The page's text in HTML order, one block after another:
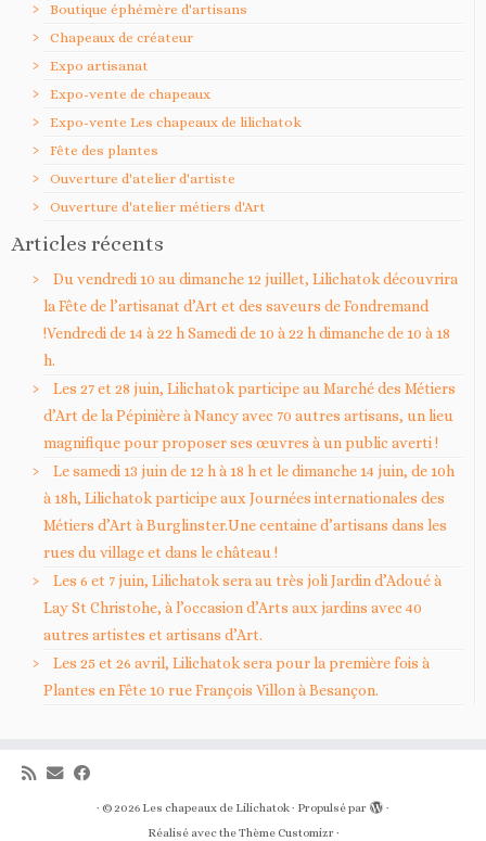
Boutique éphémère d'artisans
Chapeaux de créateur
Expo artisanat
Expo-vente de chapeaux
Expo-vente Les chapeaux de lilichatok
Fête des plantes
Ouverture d'atelier d'artiste
Ouverture d'atelier métiers d'Art
Articles récents
Du vendredi 10 au dimanche 12 juillet, Lilichatok découvrira
la Fête de l’artisanat d’Art et des saveurs de Fondremand
!Vendredi de 14 à 22 h Samedi de 10 à 22 h dimanche de 10 à 18
h.
Les 27 et 28 juin, Lilichatok participe au Marché des Métiers
d’Art de la Pépinière à Nancy avec 70 autres artisans, un lieu
magnifique pour proposer ses œuvres à un public averti !
Le samedi 13 juin de 12 h à 18 h et le dimanche 14 juin, de 10h
à 18h, Lilichatok participe aux Journées internationales des
Métiers d’Art à Burglinster.Une centaine d’artisans dans les
rues du village et dans le château !
Les 6 et 7 juin, Lilichatok sera au très joli Jardin d’Adoué à
Lay St Christohe, à l’occasion d’Arts aux jardins avec 40
autres artistes et artisans d’Art.
Les 25 et 26 avril, Lilichatok sera pour la première fois à
Plantes en Fête 10 rue François Villon à Besançon.
· © 2026 Les chapeaux de Lilichatok· Propulsé par
·
Réalisé avec theThème Customizr·